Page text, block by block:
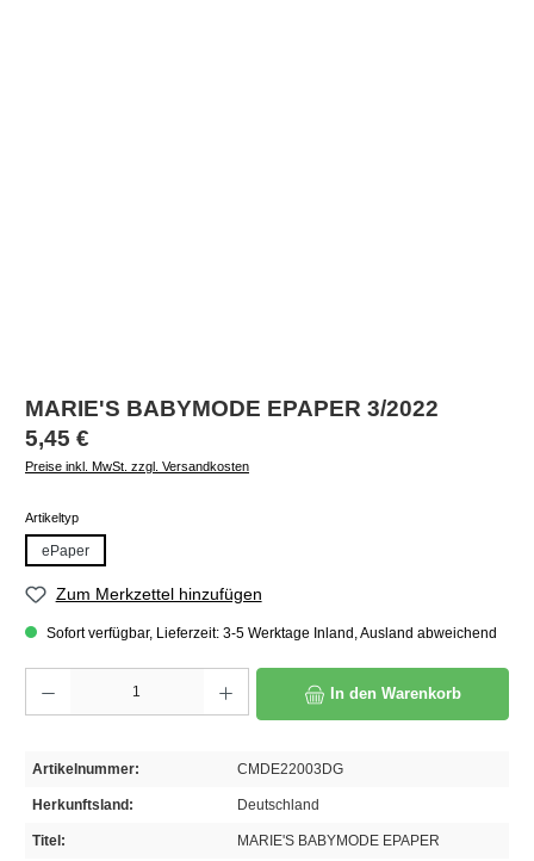
MARIE'S BABYMODE EPAPER 3/2022
Regulärer Preis:
5,45 €
Preise inkl. MwSt. zzgl. Versandkosten
Artikeltypauswählen
ePaper
Zum Merkzettel hinzufügen
Sofort verfügbar, Lieferzeit: 3-5 Werktage Inland, Ausland abweichend
In den Warenkorb
Artikelnummer: CMDE22003DG
Herkunftsland: Deutschland
Titel: MARIE'S BABYMODE EPAPER